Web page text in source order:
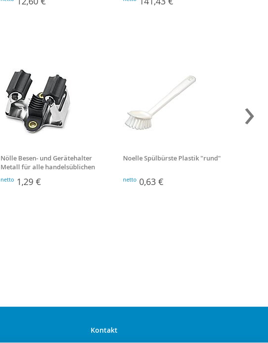
Nölle Besen- und Gerätehalter
Metall für alle handelsüblichen
Stiele
netto 1,29 €
Noelle Spülbürste Plastik "rund"
netto 0,63 €
›
Kontakt